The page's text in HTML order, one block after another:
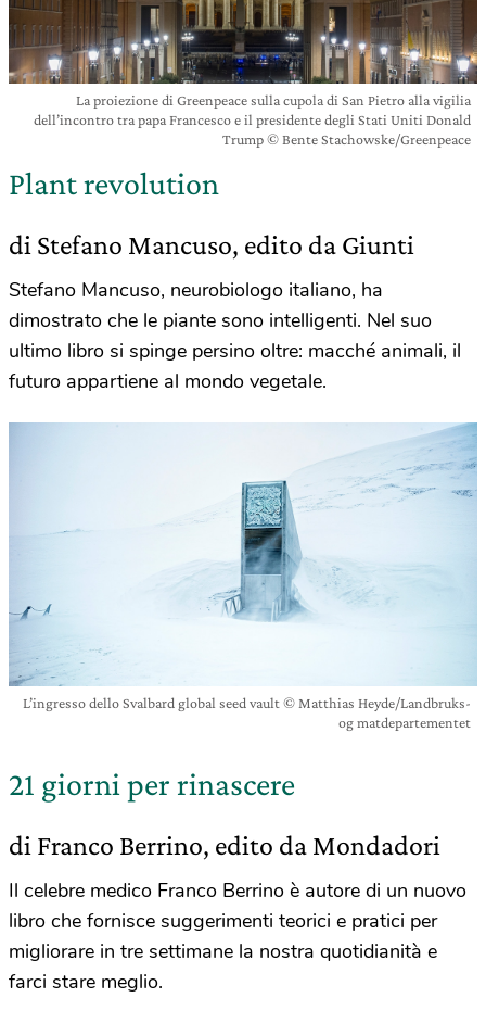
La proiezione di Greenpeace sulla cupola di San Pietro alla vigilia
dell’incontro tra papa Francesco e il presidente degli Stati Uniti Donald
Trump © Bente Stachowske/Greenpeace
Plant revolution
di Stefano Mancuso, edito da Giunti
Stefano Mancuso, neurobiologo italiano, ha
dimostrato che le piante sono intelligenti. Nel suo
ultimo libro si spinge persino oltre: macché animali, il
futuro appartiene al mondo vegetale.
L’ingresso dello Svalbard global seed vault © Matthias Heyde/Landbruks-
og matdepartementet
21 giorni per rinascere
di Franco Berrino, edito da Mondadori
Il celebre medico Franco Berrino è autore di un nuovo
libro che fornisce suggerimenti teorici e pratici per
migliorare in tre settimane la nostra quotidianità e
farci stare meglio.